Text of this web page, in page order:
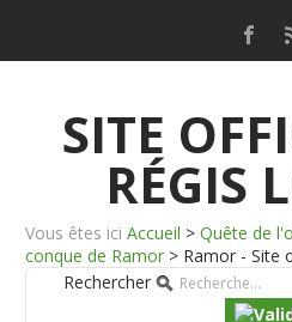
SITE
RÉGIS
Vous êtes ici Accueil > Quête de
conque de Ramor > Ramor - Site
Rechercher